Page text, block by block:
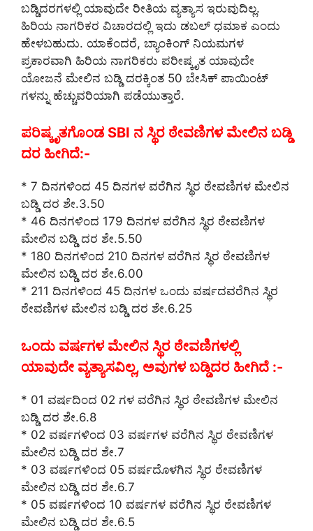
ಬಡ್ಡಿದರಗಳಲ್ಲಿ ಯಾವುದೇ ರೀತಿಯ ವ್ಯತ್ಯಾಸ ಇರುವುದಿಲ್ಲ.
ಹಿರಿಯ ನಾಗರಿಕರ ವಿಚಾರದಲ್ಲಿ ಇದು ಡಬಲ್ ಧಮಾಕ ಎಂದು
ಹೇಳಬಹುದು. ಯಾಕೆಂದರೆ, ಬ್ಯಾಂಕಿಂಗ್ ನಿಯಮಗಳ
ಪ್ರಕಾರವಾಗಿ ಹಿರಿಯ ನಾಗರಿಕರು ಪರೀಷ್ಕೃತ ಯಾವುದೇ
ಯೋಜನೆ ಮೇಲಿನ ಬಡ್ಡಿ ದರಕ್ಕಿಂತ 50 ಬೇಸಿಕ್ ಪಾಯಿಂಟ್
ಗಳನ್ನು ಹೆಚ್ಚುವರಿಯಾಗಿ ಪಡೆಯುತ್ತಾರೆ.
ಪರಿಷ್ಕೃತಗೊಂಡ SBI ನ ಸ್ಥಿರ ಠೇವಣಿಗಳ ಮೇಲಿನ ಬಡ್ಡಿ
ದರ ಹೀಗಿದೆ:-
* 7 ದಿನಗಳಿಂದ 45 ದಿನಗಳ ವರೆಗಿನ ಸ್ಥಿರ ಠೇವಣಿಗಳ ಮೇಲಿನ
ಬಡ್ಡಿ ದರ ಶೇ.3.50
* 46 ದಿನಗಳಿಂದ 179 ದಿನಗಳ ವರೆಗಿನ ಸ್ಥಿರ ಠೇವಣಿಗಳ
ಮೇಲಿನ ಬಡ್ಡಿ ದರ ಶೇ.5.50
* 180 ದಿನಗಳಿಂದ 210 ದಿನಗಳ ವರೆಗಿನ ಸ್ಥಿರ ಠೇವಣಿಗಳ
ಮೇಲಿನ ಬಡ್ಡಿ ದರ ಶೇ.6.00
* 211 ದಿನಗಳಿಂದ 45 ದಿನಗಳ ಒಂದು ವರ್ಷದವರೆಗಿನ ಸ್ಥಿರ
ಠೇವಣಿಗಳ ಮೇಲಿನ ಬಡ್ಡಿ ದರ ಶೇ.6.25
ಒಂದು ವರ್ಷಗಳ ಮೇಲಿನ ಸ್ಥಿರ ಠೇವಣಿಗಳಲ್ಲಿ
ಯಾವುದೇ ವ್ಯತ್ಯಾಸವಿಲ್ಲ, ಅವುಗಳ ಬಡ್ಡಿದರ ಹೀಗಿದೆ :-
* 01 ವರ್ಷದಿಂದ 02 ಗಳ ವರೆಗಿನ ಸ್ಥಿರ ಠೇವಣಿಗಳ ಮೇಲಿನ
ಬಡ್ಡಿ ದರ ಶೇ.6.8
* 02 ವರ್ಷಗಳಿಂದ 03 ವರ್ಷಗಳ ವರೆಗಿನ ಸ್ಥಿರ ಠೇವಣಿಗಳ
ಮೇಲಿನ ಬಡ್ಡಿ ದರ ಶೇ.7
* 03 ವರ್ಷಗಳಿಂದ 05 ವರ್ಷದೊಳಗಿನ ಸ್ಥಿರ ಠೇವಣಿಗಳ
ಮೇಲಿನ ಬಡ್ಡಿ ದರ ಶೇ.6.7
* 05 ವರ್ಷಗಳಿಂದ 10 ವರ್ಷಗಳ ವರೆಗಿನ ಸ್ಥಿರ ಠೇವಣಿಗಳ
ಮೇಲಿನ ಬಡ್ಡಿ ದರ ಶೇ.6.5